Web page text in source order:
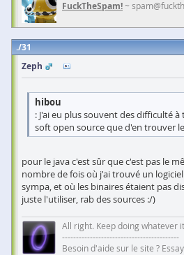
FuckTheSpam!~
31
Zeph
hibou
: J'ai eu plus souvent des difficulté
soft open source que d'en trouver
pour le java c'est sûr que c'est pas le
nombre de fois où j'ai trouvé un
sympa, et où les binaires étaient pas
juste l'utiliser, rab des sources :/)
All right. Keep doing whatever
------------------------------------------
Besoin d'aide sur le site ?